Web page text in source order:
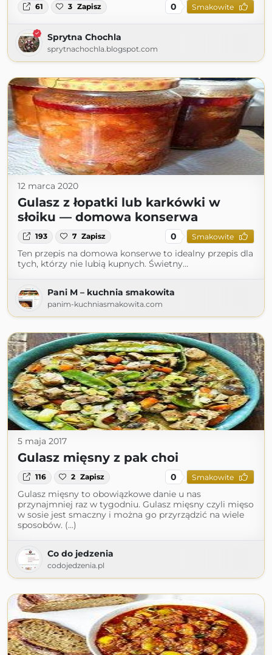
61 3 Zapisz 0 Smakowite
Sprytna Chochla
sprytnachochla.blogspot.com
12 marca 2020
Gulasz z łopatki lub karkówki w
słoiku — domowa konserwa
193 7 Zapisz 0 Smakowite
Ten przepis na domowa konserwe to idealny przepis dla
tych, którzy nie lubią kupnych. Świetny…
Pani M – kuchnia smakowita
panim-kuchniasmakowita.com
5 maja 2017
Gulasz mięsny z pak choi
116 2 Zapisz 0 Smakowite
Gulasz mięsny to obowiązkowe danie u nas
przynajmniej raz w tygodniu. Gulasz mięsny czyli mięso
w sosie jest smaczny i można go przyrządzić na wiele
sposobów. (...)
Co do jedzenia
codojedzenia.pl